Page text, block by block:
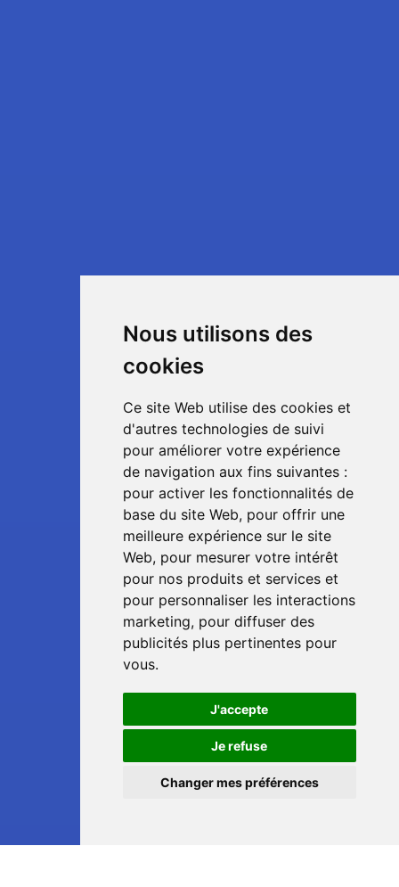
Nous utilisons des
cookies
Ce site Web utilise des cookies et
d'autres technologies de suivi
pour améliorer votre expérience
de navigation aux fins suivantes :
pour activer les fonctionnalités de
base du site Web, pour offrir une
meilleure expérience sur le site
Web, pour mesurer votre intérêt
pour nos produits et services et
pour personnaliser les interactions
marketing, pour diffuser des
publicités plus pertinentes pour
vous.
J'accepte
Je refuse
Changer mes préférences
📞